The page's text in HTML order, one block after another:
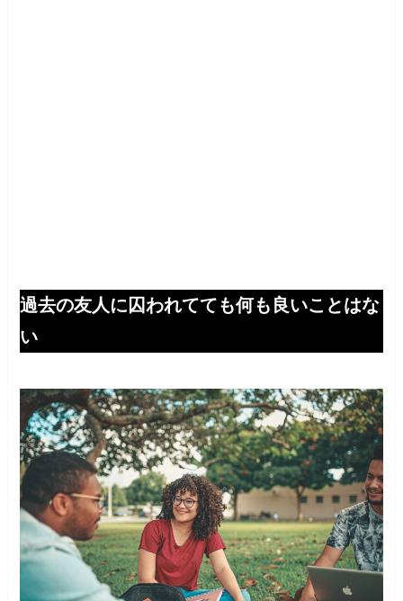
過去の友人に囚われてても何も良いことはな
い